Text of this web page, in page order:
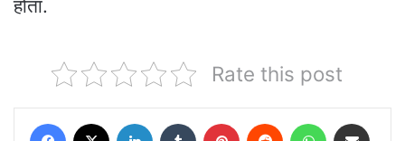
होता.
Rate this post
Facebook LinkedIn Tumblr Pinterest Reddit WhatsApp